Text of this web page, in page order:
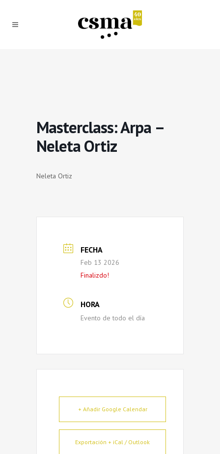
Masterclass: Arpa –
Neleta Ortiz
Neleta Ortiz
FECHA
Feb 13 2026
Finalizdo!
HORA
Evento de todo el día
+ Añadir Google Calendar
Exportación + iCal / Outlook